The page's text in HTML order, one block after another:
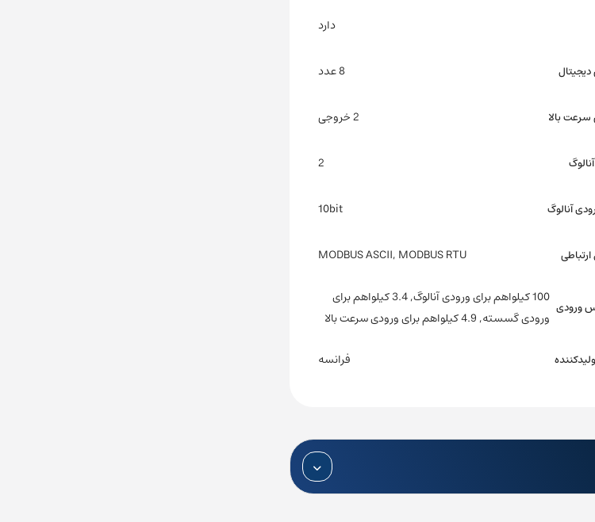
دارد
8 عدد
بالا 2 خروجی
2
آنالوگ 10bit
MODBUS ASCII, MODBUS RTU
ورودی
100 کیلواهم برای ورودی آنالوگ, 3.4 کیلواهم برای
ورودی گسسته, 4.9 کیلواهم برای ورودی سرعت بالا
فرانسه